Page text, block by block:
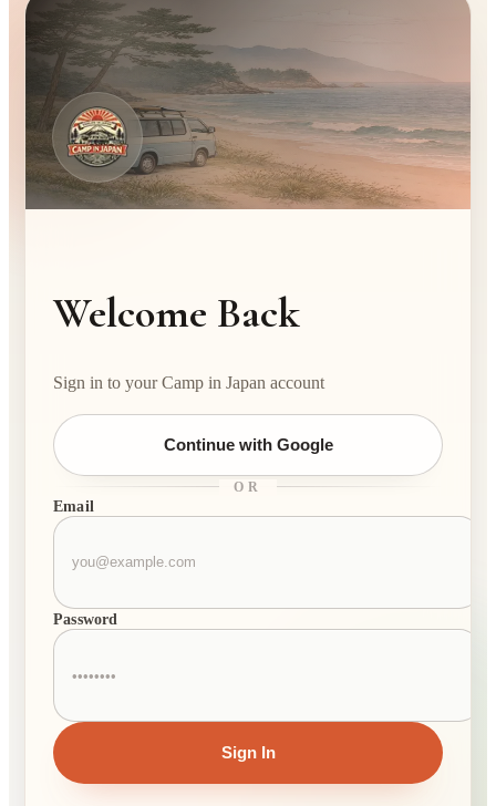
Welcome Back
Sign in to your Camp in Japan account
Continue with Google
OR
Email
Password
Sign In